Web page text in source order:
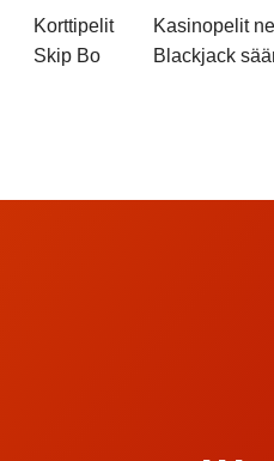
Korttipelit
Skip Bo
Kasinopelit
Blackjack